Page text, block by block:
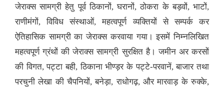
जेराक्स सामग्री हेतु पूर्व ठिकानों, घरानों, ठोकरा के बड़वों, भाटों,
राणीमंगों, विविध संस्थाओं, महत्वपूर्ण व्यक्तियों से सम्पर्क कर
ऐतिहासिक सामग्री का जेराक्स करवाया गया। इसमें निम्नलिखित
महत्वपूर्ण ग्रंथों की जेराक्स सामग्री सुरक्षित है। जमीन अर करसों
की विगत, पट्टा बही, ठिकाना भीण्ड़र के पट्टे-परवानें, बाजार तथा
परचुनी लेखा की चैपनियों, बनेड़ा, राधोगढ़, और मारवाड़ के रुक्के,